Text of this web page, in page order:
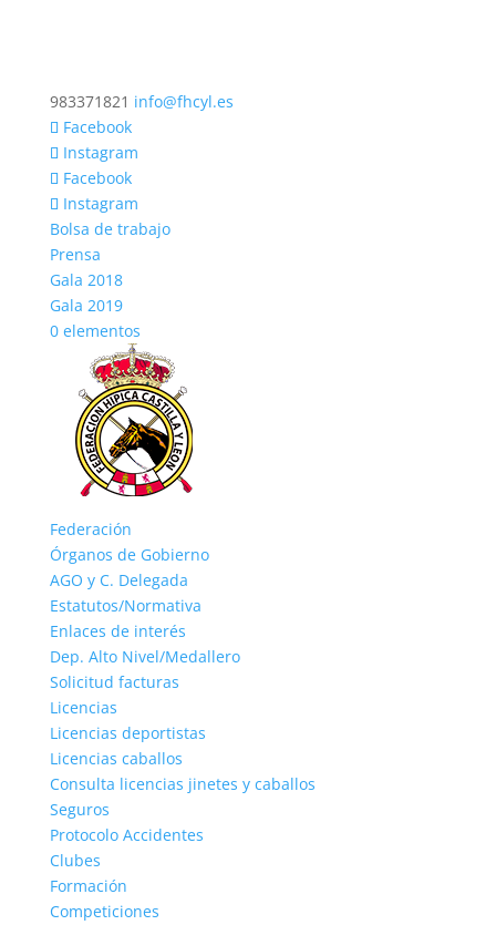
983371821 info@fhcyl.es
Facebook
Instagram
Facebook
Instagram
Bolsa de trabajo
Prensa
Gala 2018
Gala 2019
0 elementos
Federación
Órganos de Gobierno
AGO y C. Delegada
Estatutos/Normativa
Enlaces de interés
Dep. Alto Nivel/Medallero
Solicitud facturas
Licencias
Licencias deportistas
Licencias caballos
Consulta licencias jinetes y caballos
Seguros
Protocolo Accidentes
Clubes
Formación
Competiciones